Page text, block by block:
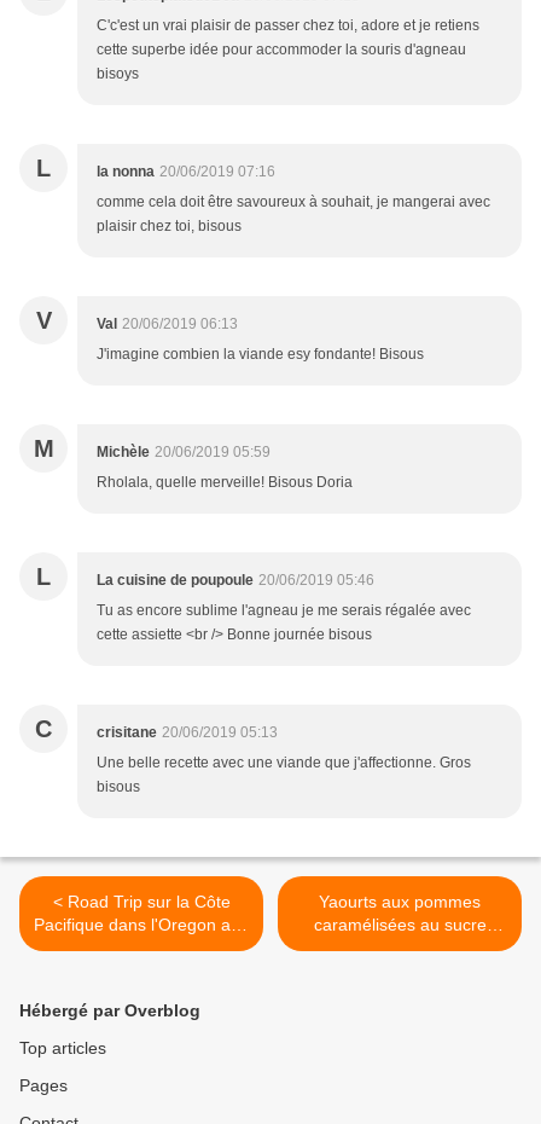
C'c'est un vrai plaisir de passer chez toi, adore et je retiens
cette superbe idée pour accommoder la souris d'agneau
bisoys
L la nonna 20/06/2019 07:16
comme cela doit être savoureux à souhait, je mangerai avec
plaisir chez toi, bisous
V Val 20/06/2019 06:13
J'imagine combien la viande esy fondante! Bisous
M Michèle 20/06/2019 05:59
Rholala, quelle merveille! Bisous Doria
L La cuisine de poupoule 20/06/2019 05:46
Tu as encore sublime l'agneau je me serais régalée avec
cette assiette <br /> Bonne journée bisous
C crisitane 20/06/2019 05:13
Une belle recette avec une viande que j'affectionne. Gros
bisous
< Road Trip sur la Côte
Pacifique dans l'Oregon aux
USA... (6) Les Dunes de
Yaourts aux pommes
caramélisées au sucre
d'érable >
Hébergé par Overblog
Top articles
Pages